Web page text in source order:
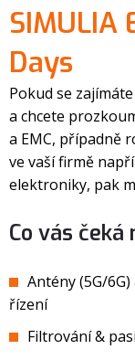
Days
Pokud se
a chcete
a EMC, případně
ve vaší firmě
elektroniky, pak
Co vás
Antény (5G/
řízení
Filtrování &